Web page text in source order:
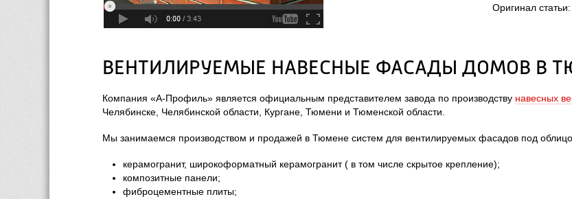
Оригинал статьи:
ВЕНТИЛИРУЕМЫЕ НАВЕСНЫЕ ФАСАДЫ ДОМОВ В
Компания «А-Профиль» является официальным представителем завода по производству навесных
Челябинске, Челябинской области, Кургане, Тюмени и Тюменской области.
Мы занимаемся производством и продажей в Тюмене систем для вентилируемых фасадов под
керамогранит, широкоформатный керамогранит ( в том числе скрытое крепление);
композитные панели;
фиброцементные плиты;